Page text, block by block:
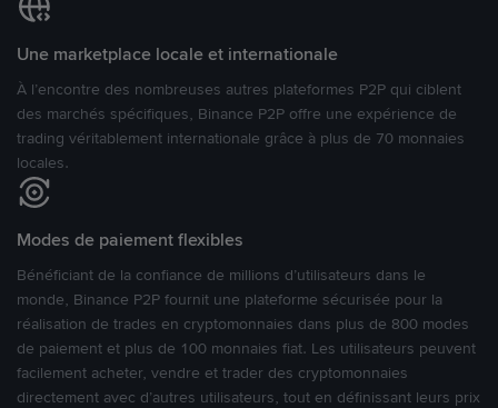
Une marketplace locale et internationale
À l’encontre des nombreuses autres plateformes P2P qui ciblent
des marchés spécifiques, Binance P2P offre une expérience de
trading véritablement internationale grâce à plus de 70 monnaies
locales.
Modes de paiement flexibles
Bénéficiant de la confiance de millions d’utilisateurs dans le
monde, Binance P2P fournit une plateforme sécurisée pour la
réalisation de trades en cryptomonnaies dans plus de 800 modes
de paiement et plus de 100 monnaies fiat. Les utilisateurs peuvent
facilement acheter, vendre et trader des cryptomonnaies
directement avec d’autres utilisateurs, tout en définissant leurs prix